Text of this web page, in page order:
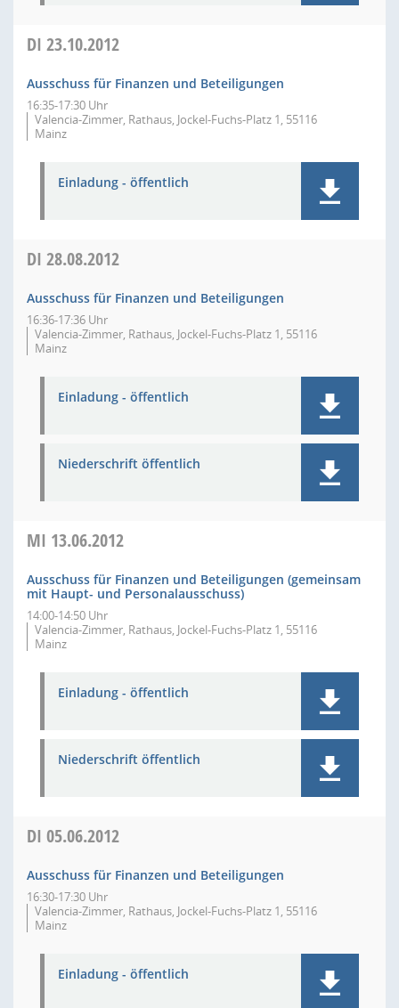
DI 23.10.2012
Ausschuss für Finanzen und Beteiligungen
16:35-17:30 Uhr
Valencia-Zimmer, Rathaus, Jockel-Fuchs-Platz 1, 55116
Mainz
Einladung - öffentlich
DI 28.08.2012
Ausschuss für Finanzen und Beteiligungen
16:36-17:36 Uhr
Valencia-Zimmer, Rathaus, Jockel-Fuchs-Platz 1, 55116
Mainz
Einladung - öffentlich
Niederschrift öffentlich
MI 13.06.2012
Ausschuss für Finanzen und Beteiligungen (gemeinsam
mit Haupt- und Personalausschuss)
14:00-14:50 Uhr
Valencia-Zimmer, Rathaus, Jockel-Fuchs-Platz 1, 55116
Mainz
Einladung - öffentlich
Niederschrift öffentlich
DI 05.06.2012
Ausschuss für Finanzen und Beteiligungen
16:30-17:30 Uhr
Valencia-Zimmer, Rathaus, Jockel-Fuchs-Platz 1, 55116
Mainz
Einladung - öffentlich